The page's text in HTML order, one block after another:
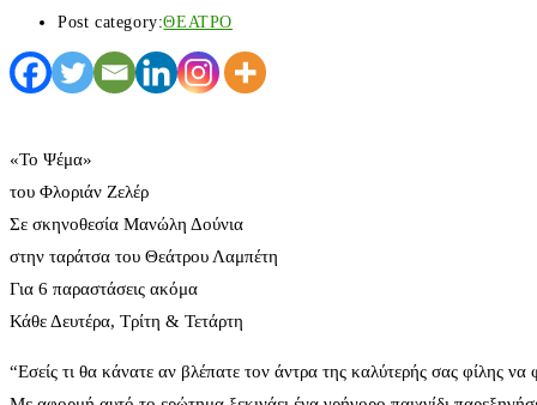
Post category:ΘΕΑΤΡΟ
«Το Ψέμα»
του Φλοριάν Ζελέρ
Σε σκηνοθεσία Μανώλη Δούνια
στην ταράτσα του Θεάτρου Λαμπέτη
Για 6 παραστάσεις ακόμα
Κάθε Δευτέρα, Τρίτη & Τετάρτη
“Εσείς τι θα κάνατε αν βλέπατε τον άντρα της καλύτερής σας φίλης